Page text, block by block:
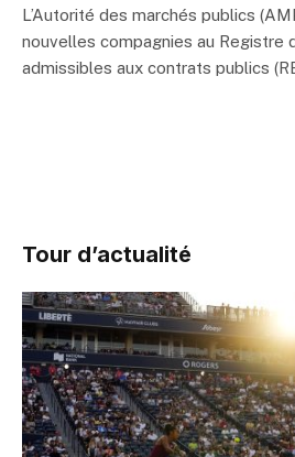
L’Autorité des marchés publics
nouvelles compagnies au Registre
admissibles aux contrats publics
Tour d’actualité